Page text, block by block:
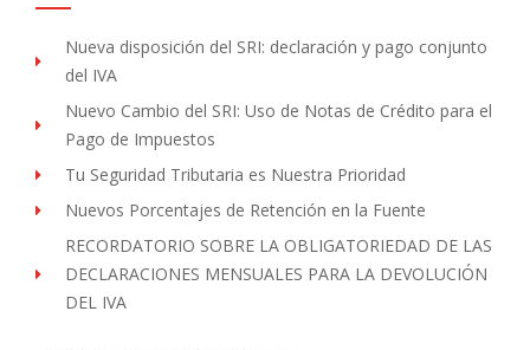
Nueva disposición del SRI: declaración y pago conjunto
del IVA
Nuevo Cambio del SRI: Uso de Notas de Crédito para el
Pago de Impuestos
Tu Seguridad Tributaria es Nuestra Prioridad
Nuevos Porcentajes de Retención en la Fuente
RECORDATORIO SOBRE LA OBLIGATORIEDAD DE LAS
DECLARACIONES MENSUALES PARA LA DEVOLUCIÓN
DEL IVA